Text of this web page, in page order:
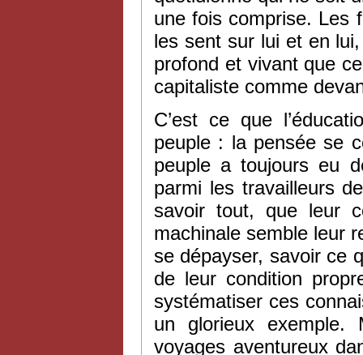
une fois comprise. Les
les sent sur lui et en
profond et vivant que
capitaliste comme
C’est ce que
peuple : la pensée se
peuple a toujours eu
parmi les travailleurs
savoir tout, que leur
machinale semble leur
se dépayser, savoir ce
de leur condition
systématiser ces
un glorieux
voyages aventureux